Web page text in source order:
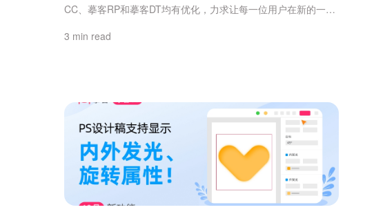
CC、摹客RP和摹客DT均有优化，力求让每一位用户在新的一年
能内容吧~摹客CC（协作设计平台）本次重点更新：1、【新
3 min read